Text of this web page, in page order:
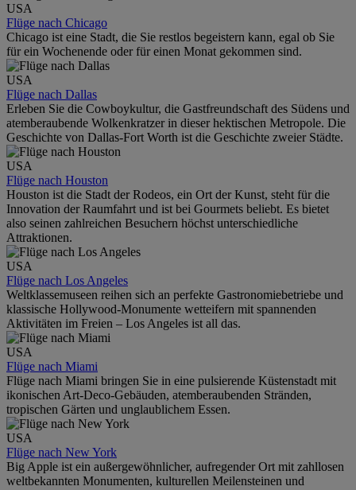
USA
Flüge nach Chicago
Chicago ist eine Stadt, die Sie restlos begeistern kann, egal ob Sie
für ein Wochenende oder für einen Monat gekommen sind.
USA
Flüge nach Dallas
Erleben Sie die Cowboykultur, die Gastfreundschaft des Südens und
atemberaubende Wolkenkratzer in dieser hektischen Metropole. Die
Geschichte von Dallas-Fort Worth ist die Geschichte zweier Städte.
USA
Flüge nach Houston
Houston ist die Stadt der Rodeos, ein Ort der Kunst, steht für die
Innovation der Raumfahrt und ist bei Gourmets beliebt. Es bietet
also seinen zahlreichen Besuchern höchst unterschiedliche
Attraktionen.
USA
Flüge nach Los Angeles
Weltklassemuseen reihen sich an perfekte Gastronomiebetriebe und
klassische Hollywood-Monumente wetteifern mit spannenden
Aktivitäten im Freien – Los Angeles ist all das.
USA
Flüge nach Miami
Flüge nach Miami bringen Sie in eine pulsierende Küstenstadt mit
ikonischen Art-Deco-Gebäuden, atemberaubenden Stränden,
tropischen Gärten und unglaublichem Essen.
USA
Flüge nach New York
Big Apple ist ein außergewöhnlicher, aufregender Ort mit zahllosen
weltbekannten Monumenten, kulturellen Meilensteinen und